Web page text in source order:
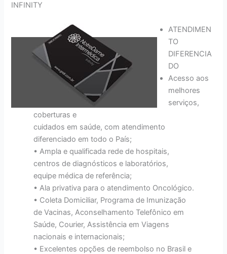
INFINITY
ATENDIMEN
TO
DIFERENCIA
DO
Acesso aos
melhores
serviços,
coberturas e
cuidados em saúde, com atendimento
diferenciado em todo o País;
• Ampla e qualificada rede de hospitais,
centros de diagnósticos e laboratórios,
equipe médica de referência;
• Ala privativa para o atendimento Oncológico.
• Coleta Domiciliar, Programa de Imunização
de Vacinas, Aconselhamento Telefônico em
Saúde, Courier, Assistência em Viagens
nacionais e internacionais;
• Excelentes opções de reembolso no Brasil e